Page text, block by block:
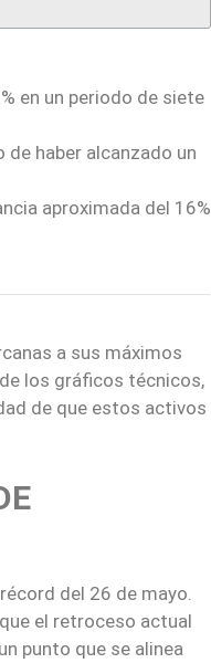
en un periodo de siete
haber alcanzado un
aproximada del 16%
a sus máximos
los gráficos técnicos,
de que estos activos
del 26 de mayo.
el retroceso actual
punto que se alinea